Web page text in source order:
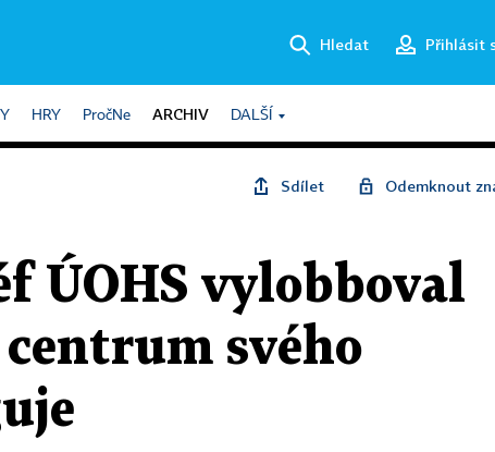
Hledat Přihlásit
HRY PročNe ARCHIV DALŠÍ
Sdílet Odemknout
ÚOHS vylobboval
svého